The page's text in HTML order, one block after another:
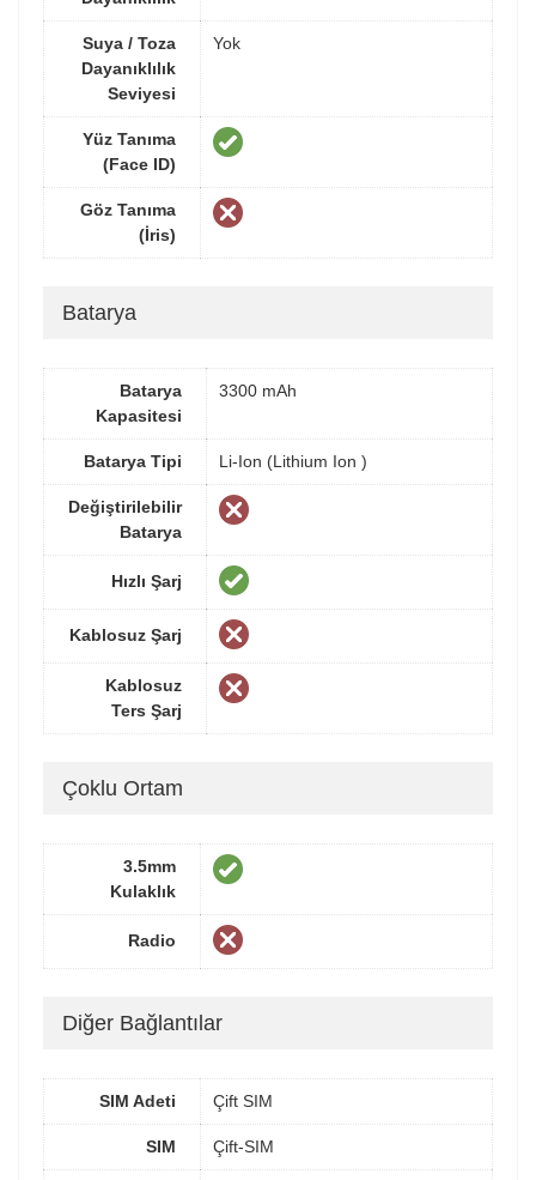
Suya / Toza
Dayanıklılık
Seviyesi
Yok
Yüz Tanıma
(Face ID)
Göz Tanıma
(İris)
Batarya
Batarya
Kapasitesi
3300 mAh
Batarya Tipi Li-Ion (Lithium Ion )
Değiştirilebilir
Batarya
Hızlı Şarj
Kablosuz Şarj
Kablosuz
Ters Şarj
Çoklu Ortam
3.5mm
Kulaklık
Radio
Diğer Bağlantılar
SIM Adeti Çift SIM
SIM Çift-SIM